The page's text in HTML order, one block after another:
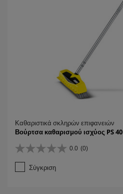
Καθαριστικά σκληρών επιφανειών
Βούρτσα καθαρισμού ισχύος PS 40
0.0 (0)
0
.
0
Σύγκριση